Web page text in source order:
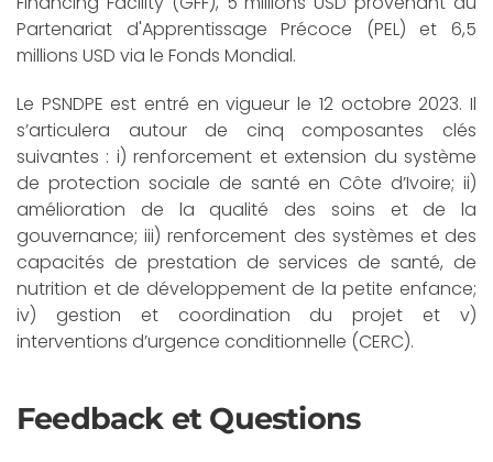
Partenariat d'Apprentissage Précoce (PEL) et 6,5
millions USD via le Fonds Mondial.
Le PSNDPE est entré en vigueur le 12 octobre 2023. Il
s’articulera autour de cinq composantes clés
suivantes : i) renforcement et extension du système
de protection sociale de santé en Côte d’Ivoire; ii)
amélioration de la qualité des soins et de la
gouvernance; iii) renforcement des systèmes et des
capacités de prestation de services de santé, de
nutrition et de développement de la petite enfance;
iv) gestion et coordination du projet et v)
interventions d’urgence conditionnelle (CERC).
Feedback et Questions